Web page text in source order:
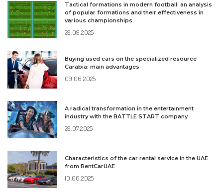
Tactical formations in modern football: an analysis
of popular formations and their effectiveness in
various championships
29.09.2025
Buying used cars on the specialized resource
Carabia: main advantages
09.06.2025
A radical transformation in the entertainment
industry with the BATTLE START company
29.07.2025
Characteristics of the car rental service in the UAE
from RentCarUAE
10.06.2025